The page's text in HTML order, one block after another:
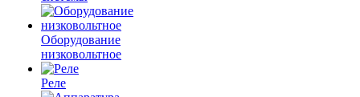
Оборудование
низковольтное
Реле